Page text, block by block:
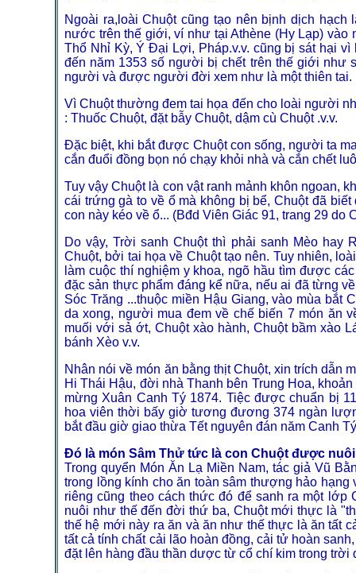
Ngoài ra,loài Chuột cũng tạo nên bịnh dịch
nước trên thế giới, ví như tại Athène (Hy Lạp)
Thổ Nhỉ Kỳ, Ý Đại Lợi, Pháp.v.v. cũng bị sát hại
đến năm 1353 số người bị chết trên thế giới như
người và được người đời xem như là một thiên tai.
Vì Chuột thường đem tai họa đến cho loài người
: Thuốc Chuột, đặt bẫy Chuột, dậm cù Chuột .v.v.
Đặc biệt, khi bắt được Chuột con sống, người ta
cắn đuổi đồng bọn nó chạy khỏi nhà và cắn chết
Tuy vậy Chuột là con vật ranh mảnh khôn ngoan,
cái trứng gà to về ổ mà không bị bể, Chuột đã
con này kéo về ổ... (Bđd Viên Giác 91, trang 29 do
Do vậy, Trời sanh Chuột thì phải sanh Mèo
Chuột, bởi tai họa về Chuột tạo nên. Tuy nhiên,
làm cuộc thí nghiệm y khoa, ngõ hầu tìm được
đặc sản thực phẩm đáng kể nữa, nếu ai đã từng
Sóc Trăng ...thuộc miền Hậu Giang, vào mùa bắt
da xong, người mua đem về chế biến 7 món ăn
muối với sả ớt, Chuột xào hành, Chuột bầm xào
bánh Xèo v.v.
Nhân nói về món ăn bằng thịt Chuột, xin trích dẫn
Hi Thái Hậu, đời nhà Thanh bên Trung Hoa,
mừng Xuân Canh Tý 1874. Tiệc được chuẩn bị
hoa viên thời bấy giờ tương đương 374 ngàn
bắt đầu giờ giao thừa Tết nguyên đán năm Canh
Đó là món Sâm Thử tức là con Chuột được
Trong quyển Món Ăn Lạ Miền Nam, tác giả Vũ
trong lồng kính cho ăn toàn sâm thượng hảo
riêng cũng theo cách thức đó để sanh ra một
nuôi như thế đến đời thứ ba, Chuột mới thực là
thế hệ mới này ra ăn và ăn như thế thực là ăn tất
tất cả tính chất cải lão hoàn đồng, cải tử hoàn
đặt lên hàng đầu thần dược từ cổ chí kim trong trời